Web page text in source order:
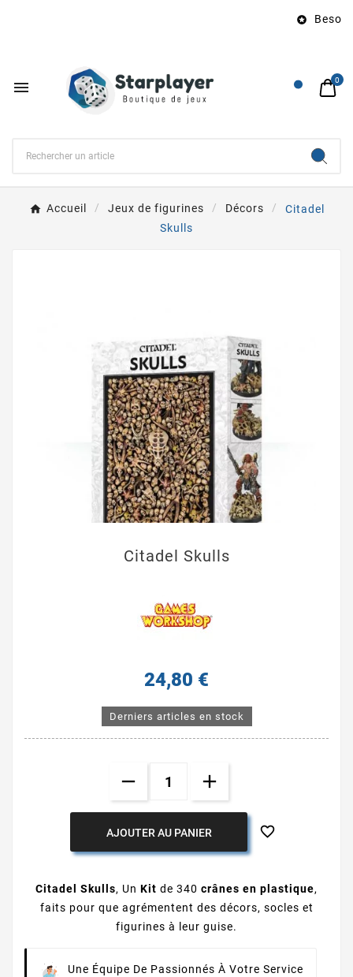
 Besoin
 0
Accueil Jeux de figurines Décors
Citadel
Skulls
Citadel Skulls
24,80 €
Derniers articles en stock
AJOUTER AU PANIER 
Citadel Skulls, Un Kit de 340 crânes en plastique,
faits pour que agrémentent des décors, socles et
figurines à leur guise.
Une Équipe De Passionnés À Votre Service